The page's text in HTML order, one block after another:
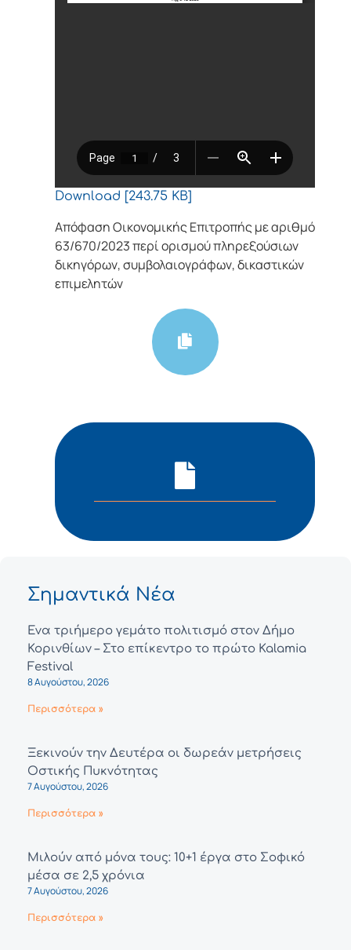
Download [243.75 KB]
Απόφαση Οικονομικής Επιτροπής με αριθμό
63/670/2023 περί ορισμού πληρεξούσιων
δικηγόρων, συμβολαιογράφων, δικαστικών
επιμελητών
Σημαντικά Νέα
Ένα τριήμερο γεμάτο πολιτισμό στον Δήμο
Κορινθίων – Στο επίκεντρο το πρώτο Kalamia
Festival
8 Αυγούστου, 2026
Περισσότερα »
Ξεκινούν την Δευτέρα οι δωρεάν μετρήσεις
Οστικής Πυκνότητας
7 Αυγούστου, 2026
Περισσότερα »
Μιλούν από μόνα τους: 10+1 έργα στο Σοφικό
μέσα σε 2,5 χρόνια
7 Αυγούστου, 2026
Περισσότερα »